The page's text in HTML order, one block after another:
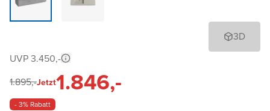
3D
UVP 3.450,-
1.895,-Jetzt1.846,-
- 3% Rabatt